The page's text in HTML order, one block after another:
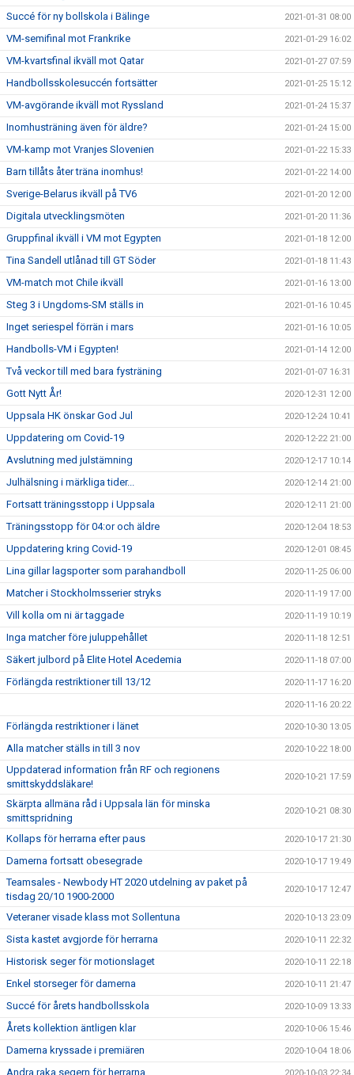
Succé för ny bollskola i Bälinge 2021-01-31 08:00
VM-semifinal mot Frankrike 2021-01-29 16:02
VM-kvartsfinal ikväll mot Qatar 2021-01-27 07:59
Handbollsskolesuccén fortsätter 2021-01-25 15:12
VM-avgörande ikväll mot Ryssland 2021-01-24 15:37
Inomhusträning även för äldre? 2021-01-24 15:00
VM-kamp mot Vranjes Slovenien 2021-01-22 15:33
Barn tillåts åter träna inomhus! 2021-01-22 14:00
Sverige-Belarus ikväll på TV6 2021-01-20 12:00
Digitala utvecklingsmöten 2021-01-20 11:36
Gruppfinal ikväll i VM mot Egypten 2021-01-18 12:00
Tina Sandell utlånad till GT Söder 2021-01-18 11:43
VM-match mot Chile ikväll 2021-01-16 13:00
Steg 3 i Ungdoms-SM ställs in 2021-01-16 10:45
Inget seriespel förrän i mars 2021-01-16 10:05
Handbolls-VM i Egypten! 2021-01-14 12:00
Två veckor till med bara fysträning 2021-01-07 16:31
Gott Nytt År! 2020-12-31 12:00
Uppsala HK önskar God Jul 2020-12-24 10:41
Uppdatering om Covid-19 2020-12-22 21:00
Avslutning med julstämning 2020-12-17 10:14
Julhälsning i märkliga tider... 2020-12-14 21:00
Fortsatt träningsstopp i Uppsala 2020-12-11 21:00
Träningsstopp för 04:or och äldre 2020-12-04 18:53
Uppdatering kring Covid-19 2020-12-01 08:45
Lina gillar lagsporter som parahandboll 2020-11-25 06:00
Matcher i Stockholmsserier stryks 2020-11-19 17:00
Vill kolla om ni är taggade 2020-11-19 10:19
Inga matcher före juluppehållet 2020-11-18 12:51
Säkert julbord på Elite Hotel Acedemia 2020-11-18 07:00
Förlängda restriktioner till 13/12 2020-11-17 16:20
2020-11-16 20:22
Förlängda restriktioner i länet 2020-10-30 13:05
Alla matcher ställs in till 3 nov 2020-10-22 18:00
Uppdaterad information från RF och regionens
smittskyddsläkare!
2020-10-21 17:59
Skärpta allmäna råd i Uppsala län för minska
smittspridning
2020-10-21 08:30
Kollaps för herrarna efter paus 2020-10-17 21:30
Damerna fortsatt obesegrade 2020-10-17 19:49
Teamsales - Newbody HT 2020 utdelning av paket på
tisdag 20/10 1900-2000
2020-10-17 12:47
Veteraner visade klass mot Sollentuna 2020-10-13 23:09
Sista kastet avgjorde för herrarna 2020-10-11 22:32
Historisk seger för motionslaget 2020-10-11 22:18
Enkel storseger för damerna 2020-10-11 21:47
Succé för årets handbollsskola 2020-10-09 13:33
Årets kollektion äntligen klar 2020-10-06 15:46
Damerna kryssade i premiären 2020-10-04 18:06
Andra raka segern för herrarna